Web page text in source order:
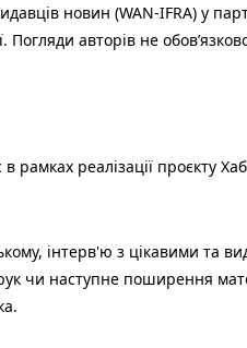
новин (WAN-IFRA) у
Погляди авторів не
рамках реалізації проєкту
інтерв'ю з цікавими та
чи наступне поширення